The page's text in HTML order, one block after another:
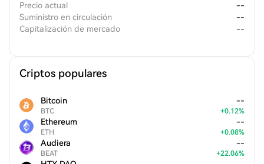
Precio actual
--
Suministro en circulación
--
Capitalización de mercado
--
Criptos populares
Bitcoin
BTC
--
+0.12%
Ethereum
ETH
--
+0.08%
Audiera
BEAT
--
+22.06%